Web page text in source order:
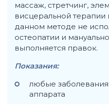
массаж, стретчинг,
висцеральной терапии
данном методе не
остеопатии и
выполняется правок.
Показания:
любые
аппарата